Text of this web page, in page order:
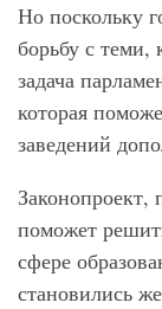
Но поскольку
борьбу с теми,
задача
которая
заведений
Законопроект,
поможет
сфере
становились